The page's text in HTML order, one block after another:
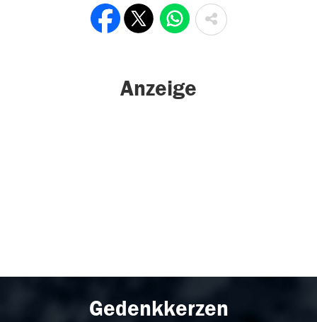
Anzeige
Gedenkkerzen